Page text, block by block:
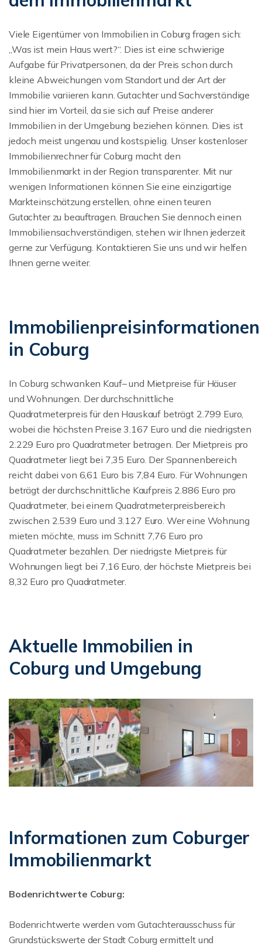
Viele Eigentümer von Immobilien in Coburg fragen sich:
„Was ist mein Haus wert?“. Dies ist eine schwierige
Aufgabe für Privatpersonen, da der Preis schon durch
kleine Abweichungen vom Standort und der Art der
Immobilie variieren kann. Gutachter und Sachverständige
sind hier im Vorteil, da sie sich auf Preise anderer
Immobilien in der Umgebung beziehen können. Dies ist
jedoch meist ungenau und kostspielig. Unser kostenloser
Immobilienrechner für Coburg macht den
Immobilienmarkt in der Region transparenter. Mit nur
wenigen Informationen können Sie eine einzigartige
Markteinschätzung erstellen, ohne einen teuren
Gutachter zu beauftragen. Brauchen Sie dennoch einen
Immobiliensachverständigen, stehen wir Ihnen jederzeit
gerne zur Verfügung. Kontaktieren Sie uns und wir helfen
Ihnen gerne weiter.
Immobilienpreisinformationen
in Coburg
In Coburg schwanken Kauf– und Mietpreise für Häuser
und Wohnungen. Der durchschnittliche
Quadratmeterpreis für den Hauskauf beträgt 2.799 Euro,
wobei die höchsten Preise 3.167 Euro und die niedrigsten
2.229 Euro pro Quadratmeter betragen. Der Mietpreis pro
Quadratmeter liegt bei 7,35 Euro. Der Spannenbereich
reicht dabei von 6,61 Euro bis 7,84 Euro. Für Wohnungen
beträgt der durchschnittliche Kaufpreis 2.886 Euro pro
Quadratmeter, bei einem Quadratmeterpreisbereich
zwischen 2.539 Euro und 3.127 Euro. Wer eine Wohnung
mieten möchte, muss im Schnitt 7,76 Euro pro
Quadratmeter bezahlen. Der niedrigste Mietpreis für
Wohnungen liegt bei 7,16 Euro, der höchste Mietpreis bei
8,32 Euro pro Quadratmeter.
Aktuelle Immobilien in
Coburg und Umgebung
Informationen zum Coburger
Immobilienmarkt
Bodenrichtwerte Coburg:
Bodenrichtwerte werden vom Gutachterausschuss für
Grundstückswerte der Stadt Coburg ermittelt und